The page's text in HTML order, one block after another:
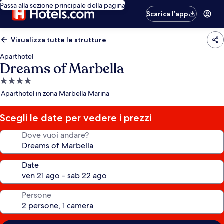
Passa alla sezione principale della pagina
Scarica l’app
Visualizza tutte le strutture
Aparthotel
Dreams of Marbella
Struttura
a
stelle
Aparthotel in zona Marbella Marina
Scegli le date per vedere i prezzi
Dove vuoi andare?
Date
Persone